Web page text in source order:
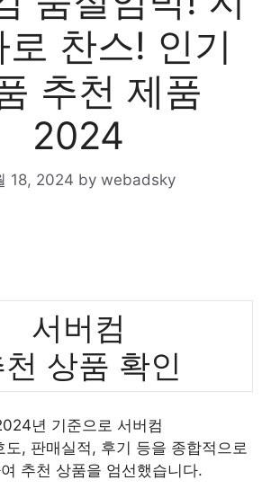
로 찬스! 인기
추천 제품
2024
18, 2024 by webadsky
서버컴
상품 확인
년 기준으로 서버컴
도, 판매실적, 후기 등을 종합적으로
추천 상품을 엄선했습니다.